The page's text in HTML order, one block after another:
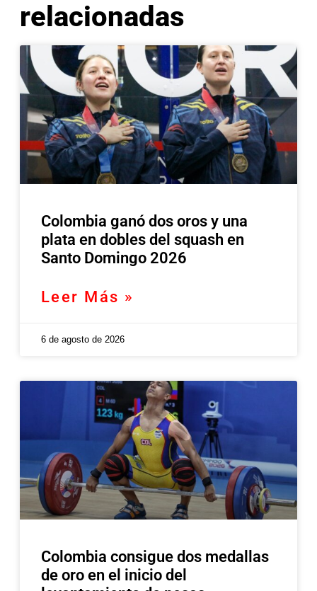
relacionadas
Colombia ganó dos oros y una
plata en dobles del squash en
Santo Domingo 2026
Leer Más »
6 de agosto de 2026
Colombia consigue dos medallas
de oro en el inicio del